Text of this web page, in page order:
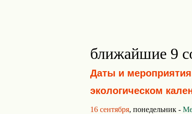
ближайшие 9
Даты и
экологическом
16 сентября, понедельник -